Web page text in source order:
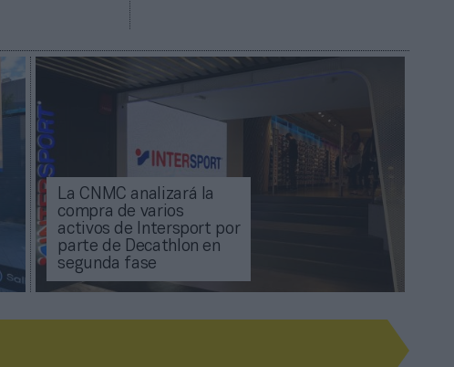
La CNMC analizará la
compra de varios
activos de Intersport por
parte de Decathlon en
segunda fase